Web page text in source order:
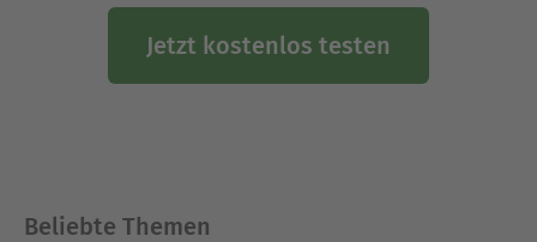
Jetzt kostenlos testen
Beliebte Themen